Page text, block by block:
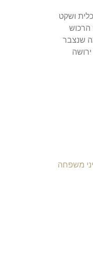
ושקט
הרכוש
כל מה שנצבר
משפחה